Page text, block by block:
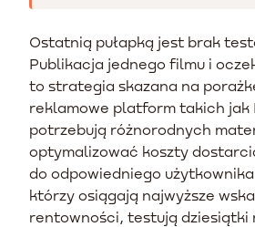
Ostatnią pułapką jest brak
Publikacja jednego filmu i
to strategia skazana na
reklamowe platform takich jak
potrzebują różnorodnych
optymalizować koszty
do odpowiedniego
którzy osiągają najwyższe
rentowności, testują dziesiątki